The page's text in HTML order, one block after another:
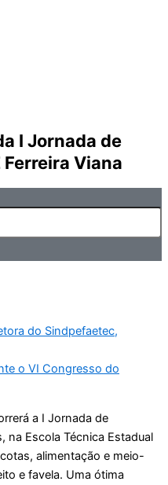
I Jornada de
Ferreira Viana
do Sindpefaetec,
o VI Congresso do
a I Jornada de
na Escola Técnica Estadual
alimentação e meio-
e favela. Uma ótima